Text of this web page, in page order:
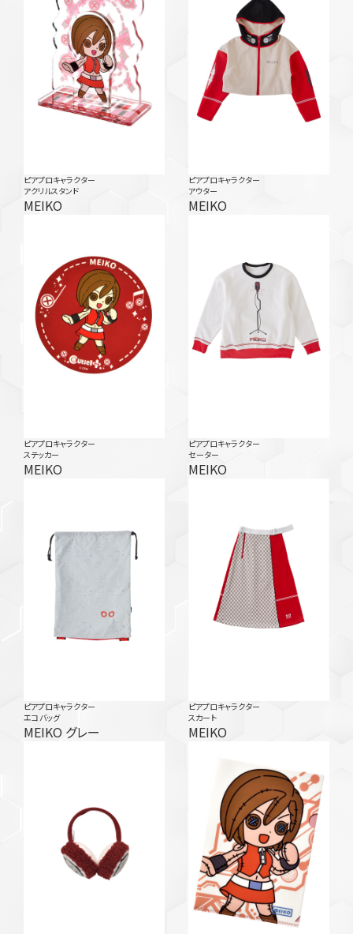
ピアプロキャラクター
アクリルスタンド
MEIKO
ピアプロキャラクター
アウター
MEIKO
ピアプロキャラクター
ステッカー
MEIKO
ピアプロキャラクター
セーター
MEIKO
ピアプロキャラクター
エコバッグ
MEIKO グレー
ピアプロキャラクター
スカート
MEIKO